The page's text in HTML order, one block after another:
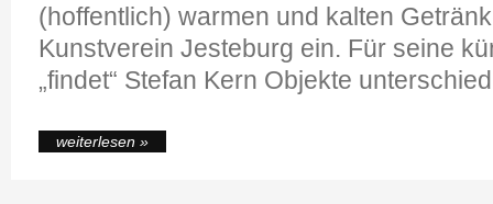
(hoffentlich) warmen und kalten
Kunstverein Jesteburg ein. Für seine
„findet“ Stefan Kern Objekte
weiterlesen »